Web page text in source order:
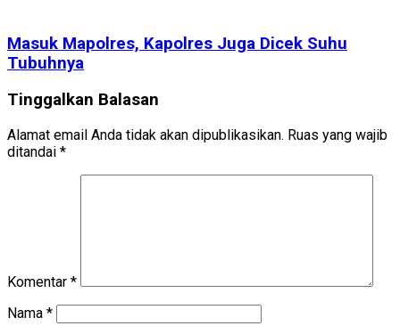
Masuk Mapolres, Kapolres Juga Dicek Suhu
Tubuhnya
Tinggalkan Balasan
Alamat email Anda tidak akan dipublikasikan. Ruas yang wajib
ditandai *
Komentar *
Nama *